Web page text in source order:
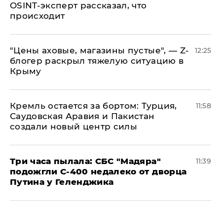
OSINT-эксперт рассказал, что
происходит
​"Цены аховые, магазины пустые", — Z-
блогер раскрыл тяжелую ситуацию в
Крыму
12:25
​Кремль остается за бортом: Турция,
Саудовская Аравия и Пакистан
создали новый центр силы
11:58
Три часа пылала: СБС "Мадяра"
подожгли С-400 недалеко от дворца
Путина у Геленджика
11:39